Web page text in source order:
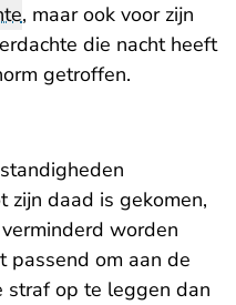
, maar ook voor zijn
die nacht heeft
getroffen.
zijn daad is gekomen,
worden
passend om aan de
straf op te leggen dan